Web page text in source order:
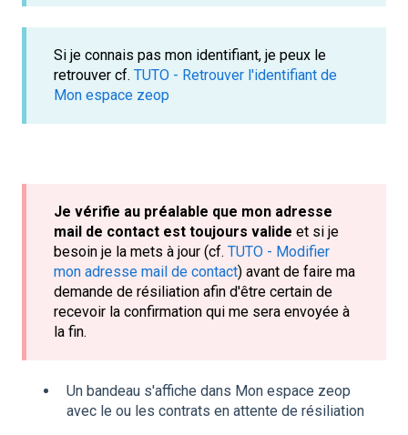
Si je connais pas mon identifiant, je peux le
retrouver cf. TUTO - Retrouver l'identifiant de
Mon espace zeop
Je vérifie au préalable que mon adresse
mail de contact est toujours valide et si je
besoin je la mets à jour (cf. TUTO - Modifier
mon adresse mail de contact) avant de faire ma
demande de résiliation afin d'être certain de
recevoir la confirmation qui me sera envoyée à
la fin.
Un bandeau s'affiche dans Mon espace zeop
avec le ou les contrats en attente de résiliation